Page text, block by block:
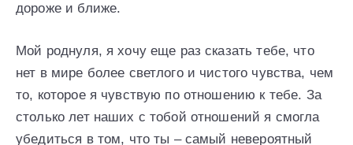
дороже и ближе.
Мой роднуля, я хочу еще раз сказать тебе, что
нет в мире более светлого и чистого чувства, чем
то, которое я чувствую по отношению к тебе. За
столько лет наших с тобой отношений я смогла
убедиться в том, что ты – самый невероятный